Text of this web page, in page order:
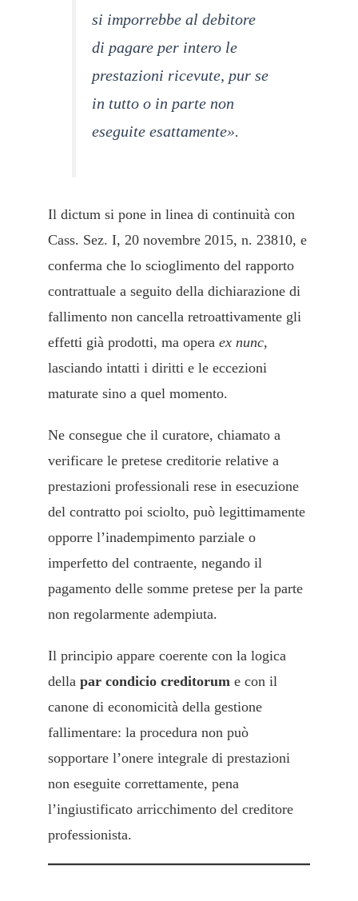
si imporrebbe al debitore
di pagare per intero le
prestazioni ricevute, pur se
in tutto o in parte non
eseguite esattamente».
Il dictum si pone in linea di continuità con
Cass. Sez. I, 20 novembre 2015, n. 23810, e
conferma che lo scioglimento del rapporto
contrattuale a seguito della dichiarazione di
fallimento non cancella retroattivamente gli
effetti già prodotti, ma opera ex nunc,
lasciando intatti i diritti e le eccezioni
maturate sino a quel momento.
Ne consegue che il curatore, chiamato a
verificare le pretese creditorie relative a
prestazioni professionali rese in esecuzione
del contratto poi sciolto, può legittimamente
opporre l’inadempimento parziale o
imperfetto del contraente, negando il
pagamento delle somme pretese per la parte
non regolarmente adempiuta.
Il principio appare coerente con la logica
della par condicio creditorum e con il
canone di economicità della gestione
fallimentare: la procedura non può
sopportare l’onere integrale di prestazioni
non eseguite correttamente, pena
l’ingiustificato arricchimento del creditore
professionista.